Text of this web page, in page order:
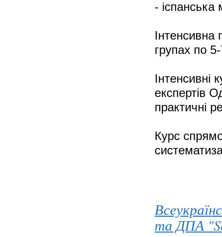
- іспанська
Інтенсивна
групах по
Інтенсивні
експертів
практичні
Курс
та ДПА